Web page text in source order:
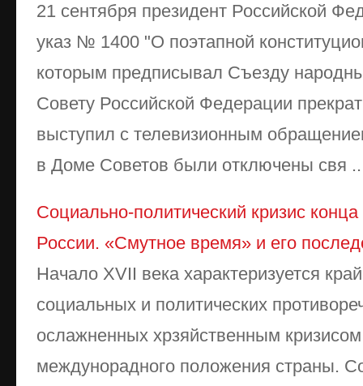
21 сентября президент Российской
указ № 1400 "О поэтапной
которым предписывал Съезду
Совету Российской Федерации
выступил с телевизионным
в Доме Советов были отключены свя
Социально-политический кризис
России. «Смутное время» и его
Начало XVII века характеризуется
социальных и политических
ослажненных хрзяйственным
междунорадного положения страны.